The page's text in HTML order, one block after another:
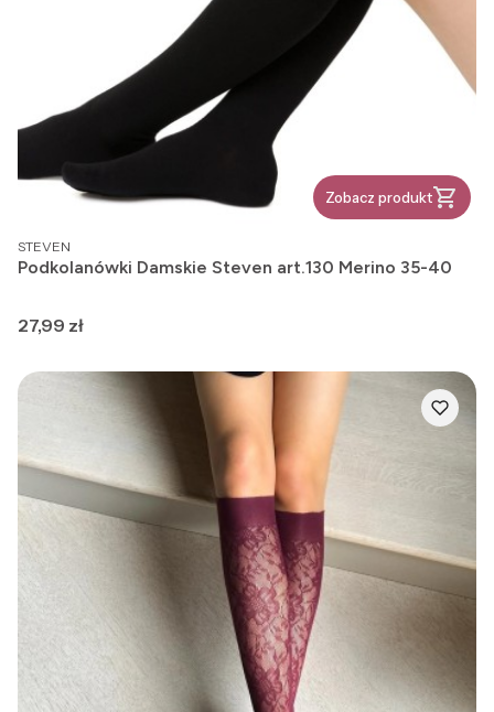
Zobacz produkt
PRODUCENT
STEVEN
Podkolanówki Damskie Steven art.130 Merino 35-40
Cena
27,99 zł